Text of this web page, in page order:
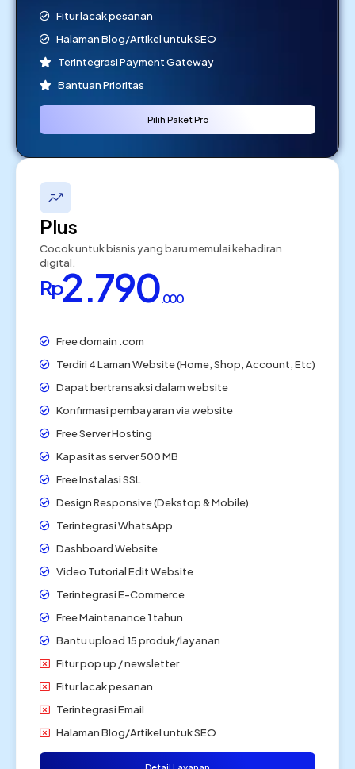
Fitur lacak pesanan
Halaman Blog/Artikel untuk SEO
Terintegrasi Payment Gateway
Bantuan Prioritas
Pilih Paket Pro
Plus
Cocok untuk bisnis yang baru memulai kehadiran
digital.
Rp2.790.000
Free domain .com
Terdiri 4 Laman Website (Home, Shop, Account, Etc)
Dapat bertransaksi dalam website
Konfirmasi pembayaran via website
Free Server Hosting
Kapasitas server 500 MB
Free Instalasi SSL
Design Responsive (Dekstop & Mobile)
Terintegrasi WhatsApp
Dashboard Website
Video Tutorial Edit Website
Terintegrasi E-Commerce
Free Maintanance 1 tahun
Bantu upload 15 produk/layanan
Fitur pop up / newsletter
Fitur lacak pesanan
Terintegrasi Email
Halaman Blog/Artikel untuk SEO